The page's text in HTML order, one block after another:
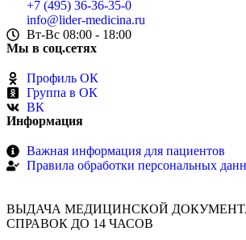
+7 (495) 36-36-35-0
info@lider-medicina.ru
Вт-Вс 08:00 - 18:00
Мы в соц.сетях
Профиль ОК
Группа в ОК
ВК
Информация
Важная информация для пациентов
Правила обработки персональных
ВЫДАЧА МЕДИЦИНСКОЙ
СПРАВОК ДО 14 ЧАСОВ